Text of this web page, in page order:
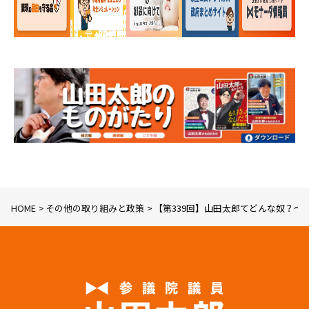
HOME その他の取り組みと政策 【第339回】山田太郎てどんな奴？